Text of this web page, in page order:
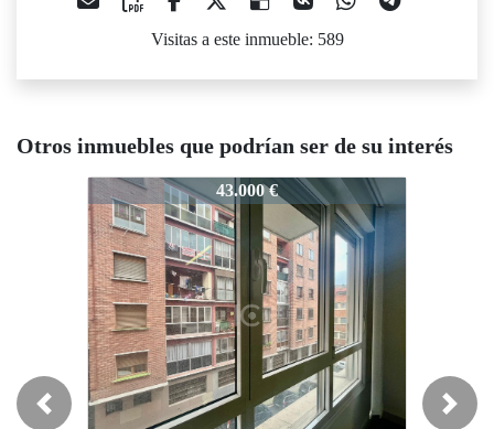
Visitas a este inmueble: 589
Otros inmuebles que podrían ser de su interés
635-SARRI
43.000 €
635-SARRI 59.000 €
Previous Next